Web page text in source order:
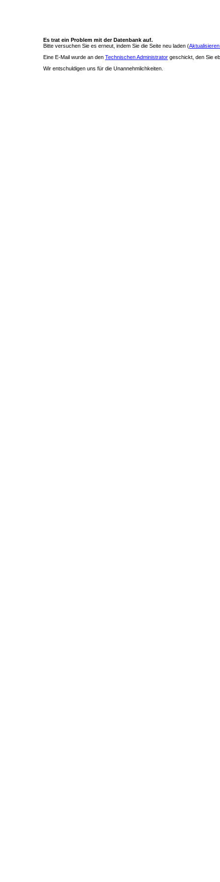
Es trat ein Problem mit der Datenbank auf.
Bitte versuchen Sie es erneut, indem Sie die Seite neu laden (
Eine E-Mail wurde an den Technischen Administrator geschickt, den Sie
Wir entschuldigen uns für die Unannehmlichkeiten.